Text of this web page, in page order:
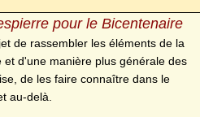
pour le Bicentenaire
de rassembler les éléments de la
d'une manière plus générale des
de les faire connaître dans le
au-delà.